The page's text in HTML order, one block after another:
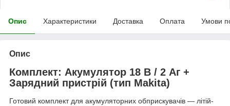
Опис Характеристики Доставка Оплата Умови
Опис
Комплект: Акумулятор 18 В / 2 Аг +
Зарядний пристрій (тип Makita)
Готовий комплект для акумуляторних обприскувачів — літій-